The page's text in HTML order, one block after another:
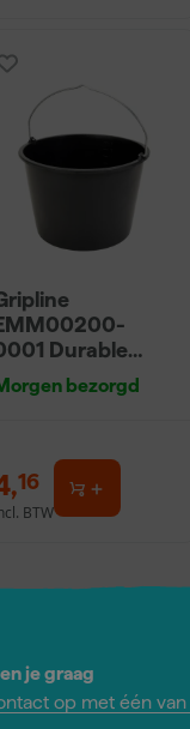
Durable
-
- Zwart
bezorgd
,16
BTW
je graag
op met één